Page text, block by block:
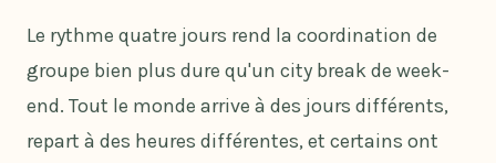
Le rythme quatre jours rend la coordination de
groupe bien plus dure qu'un city break de week-
end. Tout le monde arrive à des jours différents,
repart à des heures différentes, et certains ont